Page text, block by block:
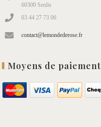
60300 Senlis
03 44 27 73 06
contact@lemondederose.fr
Moyens de paiement